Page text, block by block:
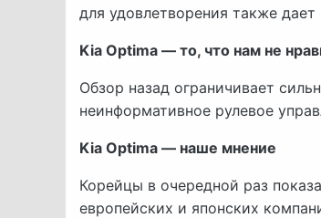
для удовлетворения также
Kia Optima — то, что нам не
Обзор назад ограничивает
неинформативное рулевое
Kia Optima — наше мнение
Корейцы в очередной раз
европейских и японских